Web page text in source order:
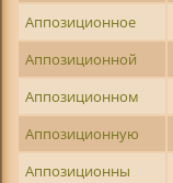
Аппозиционное
Аппозиционной
Аппозиционном
Аппозиционную
Аппозиционны